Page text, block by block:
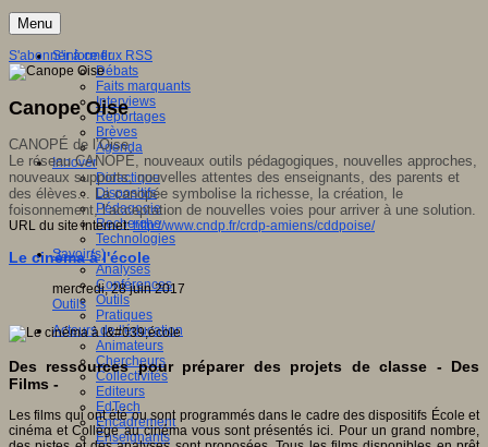
Menu
S'informer
Débats
Faits marquants
Interviews
Reportages
Brèves
Agenda
Innover
Didactique
Dispositifs
Pédagogie
Recherche
Technologies
Savoir(s)
Analyses
Conférences
Outils
Pratiques
Acteurs de l'éducation
Animateurs
Chercheurs
Collectivités
Editeurs
EdTech
Encadrement
Enseignants
S'abonner à ce flux RSS
Canope Oise
CANOPÉ de l’Oise
Le réseau CANOPÉ, nouveaux outils pédagogiques, nouvelles approches,
nouveaux supports, nouvelles attentes des enseignants, des parents et
des élèves... La canopée symbolise la richesse, la création, le
foisonnement, l’acceptation de nouvelles voies pour arriver à une solution.
URL du site internet:http://www.cndp.fr/crdp-amiens/cddpoise/
Le cinéma à l'école
mercredi, 28 juin 2017
Outils
Des ressources pour préparer des projets de classe - Des
Films -
Les films qui ont été ou sont programmés dans le cadre des dispositifs École et
cinéma et Collège au cinéma vous sont présentés ici. Pour un grand nombre,